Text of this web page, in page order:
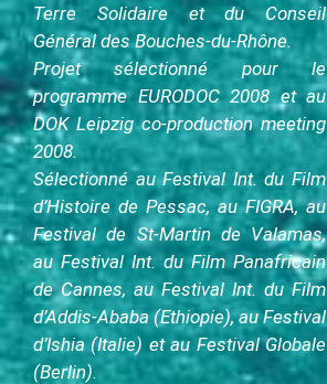
Terre Solidaire et du Conseil
Général des Bouches-du-Rhône.
Projet sélectionné pour le
programme EURODOC 2008 et au
DOK Leipzig co-production meeting
2008.
Sélectionné au Festival Int. du Film
d’Histoire de Pessac, au FIGRA, au
Festival de St-Martin de Valamas,
au Festival Int. du Film Panafricain
de Cannes, au Festival Int. du Film
d’Addis-Ababa (Ethiopie), au Festival
d’Ishia (Italie) et au Festival Globale
(Berlin).